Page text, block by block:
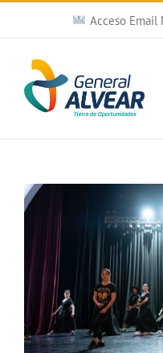
Saltar
contenido
Acceso Email
Ver
imagen
grande